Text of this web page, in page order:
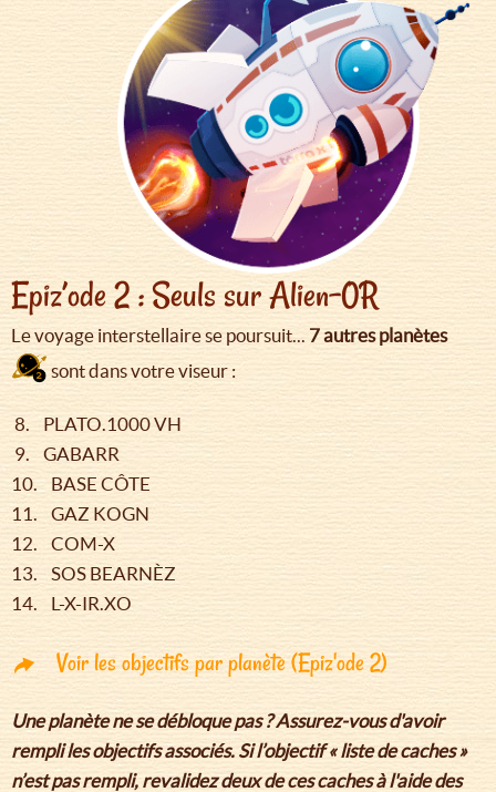
Epiz’ode 2 : Seuls sur Alien-0R
Le voyage interstellaire se poursuit... 7 autres planètes
sont dans votre viseur :
8. PLATO.1000 VH
9. GABARR
10. BASE CÔTE
11. GAZ KOGN
12. COM-X
13. SOS BEARNÈZ
14. L-X-IR.XO
Voir les objectifs par planète (Epiz'ode 2)
Une planète ne se débloque pas ? Assurez-vous d'avoir
rempli les objectifs associés. Si l’objectif « liste de caches »
n’est pas rempli, revalidez deux de ces caches à l'aide des